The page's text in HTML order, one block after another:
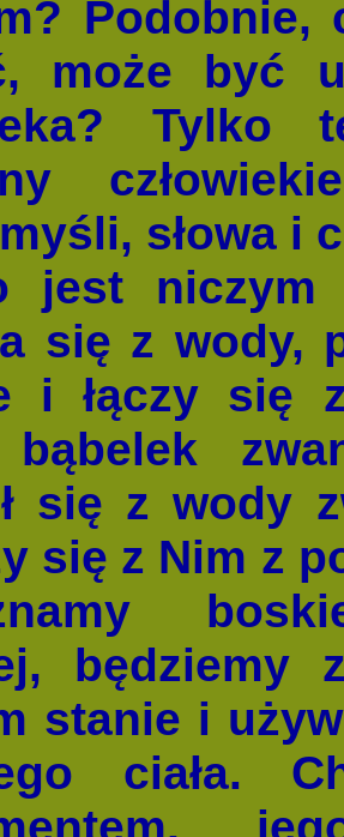
może być
Tylko
słowa i
jest
się z wody,
i łączy się
się z wody
się z Nim z
będziemy
stanie i
ciała.